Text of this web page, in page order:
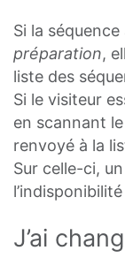
Si la
préparation,
liste des
Si le visiteur
en scannant
renvoyé à la
Sur celle-ci,
J’ai